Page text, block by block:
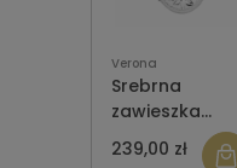
Verona
Srebrna
zawieszka
Verona
Z049892
239,00 zł